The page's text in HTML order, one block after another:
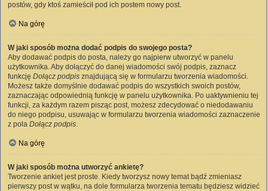
postów, gdy ktoś zamieścił pod ich postem nowy post.
Na górę
W jaki sposób można dodać podpis do swojego posta?
Aby dodawać podpis do posta, należy go najpierw utworzyć w panelu
użytkownika. Aby dołączyć do danej wiadomości swój podpis, zaznacz
funkcję Dołącz podpis znajdującą się w formularzu tworzenia wiadomości.
Możesz także domyślnie dodawać podpis do wszystkich swoich postów,
zaznaczając odpowiednią funkcję w panelu użytkownika. Po uaktywnieniu tej
funkcji, za każdym razem pisząc post, możesz zdecydować o niedodawaniu
do niego podpisu, usuwając w formularzu tworzenia wiadomości zaznaczenie
z pola Dołącz podpis.
Na górę
W jaki sposób można utworzyć ankietę?
Tworzenie ankiet jest proste. Kiedy tworzysz nowy temat bądź zmieniasz
pierwszy post w wątku, na dole formularza tworzenia tematu będziesz widzieć